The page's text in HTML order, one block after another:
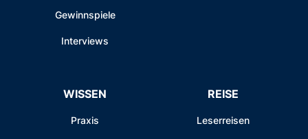
Gewinnspiele
Interviews
WISSEN
Praxis
REISE
Leserreisen